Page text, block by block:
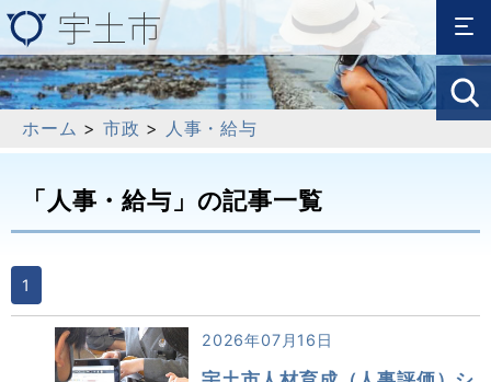
ホーム > 市政 > 人事・給与
「人事・給与」の記事一覧
1
2026年07月16日